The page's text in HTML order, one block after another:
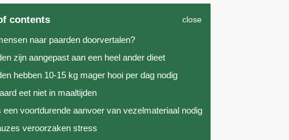
contents close
naar paarden doorvertalen?
zijn aangepast aan een heel ander dieet
hebben 10-15 kg mager hooi per dag nodig
eet niet in maaltijden
een voortdurende aanvoer van vezelmateriaal nodig
veroorzaken stress